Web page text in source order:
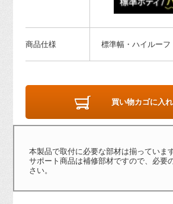
商品仕様 標準幅・ハイルーフ
買い物カゴに入
本製品で取付に必要な部材は揃っています
サポート商品は補修部材ですので、必要
さい。